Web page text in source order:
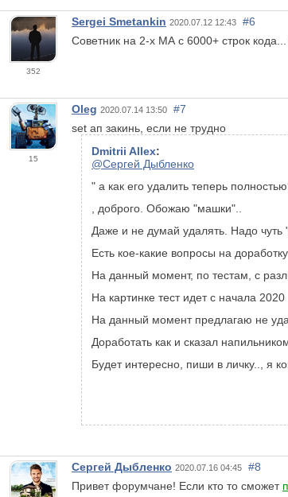
352
Sergei Smetankin 2020.07.12 12:43
#6
Советник на 2-х МА с 6000+ строк кода...
15
Oleg 2020.07.14 13:50
#7
set ап закинь, если не трудно
Dmitrii Allex:
@Сергей Дыбленко
" а как его удалить теперь
, доброго. Обожаю "машки"..
Даже и не думай удалять. Надо чуть
Есть кое-какие вопросы на
На данный момент, по тестам, с
На картинке тест идет с начала 2020
На данный момент предлагаю не
Доработать как и сказал
Будет интересно, пиши в личку.., я
Сергей Дыбленко 2020.07.16 04:45
#8
Привет форумчане! Если кто то сможет